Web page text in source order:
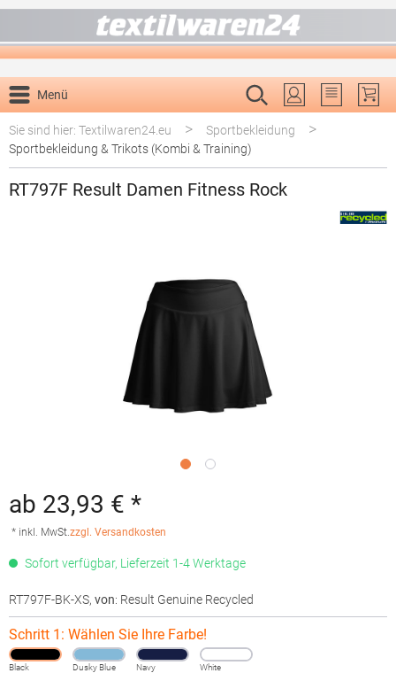
Menü
Du hast 0
Sie sind hier: Textilwaren24.eu
> Sportbekleidung >
Sportbekleidung & Trikots (Kombi & Training)
RT797F Result Damen Fitness Rock
ab 23,93 € *
* inkl. MwSt.zzgl. Versandkosten
Sofort verfügbar, Lieferzeit 1-4 Werktage
RT797F-BK-XS, von: Result Genuine Recycled
Schritt 1: Wählen Sie Ihre Farbe!
Black Dusky Blue Navy White